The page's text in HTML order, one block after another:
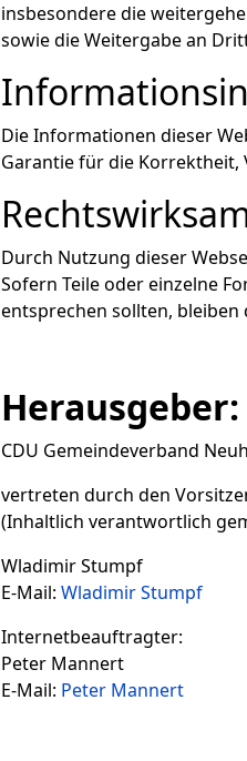
insbesondere die
sowie die Weitergabe an
Die Informationen dieser
Garantie für die
Durch Nutzung dieser
Sofern Teile oder einzelne
entsprechen sollten,
Herausgeber:
CDU Gemeindeverband
vertreten durch den
(Inhaltlich verantwortlich
Wladimir Stumpf
E-Mail: Wladimir Stumpf
Internetbeauftragter:
Peter Mannert
E-Mail: Peter Mannert